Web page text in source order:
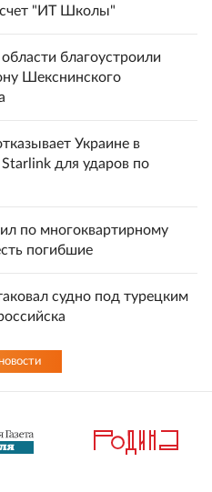
счет "ИТ Школы"
благоустроили
Шекснинского
Украине в
для ударов по
по многоквартирному
погибшие
судно под турецким